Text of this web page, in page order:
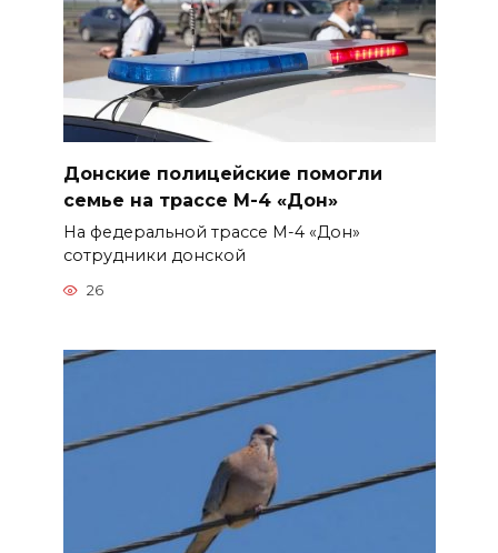
Донские полицейские помогли
семье на трассе М-4 «Дон»
На федеральной трассе М-4 «Дон»
сотрудники донской
26